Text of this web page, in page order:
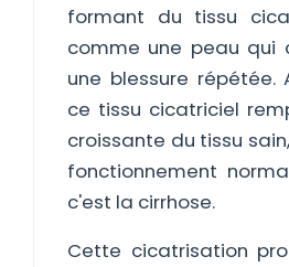
formant du tissu
comme une peau qui
une blessure répétée.
ce tissu cicatriciel
croissante du tissu
fonctionnement
c'est la cirrhose.
Cette cicatrisation